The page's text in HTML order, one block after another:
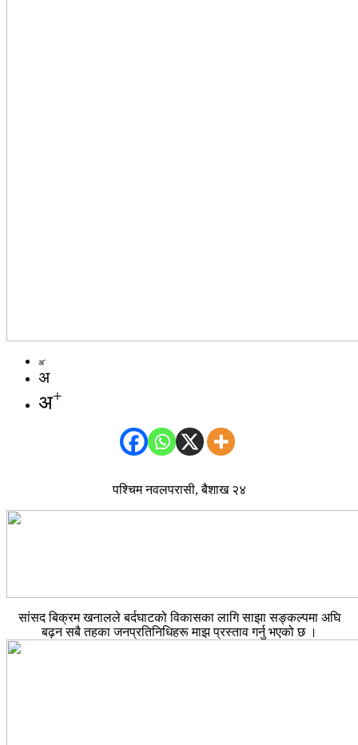
अ-
अ
अ+
पश्चिम नवलपरासी, बैशाख २४
सांसद बिक्रम खनालले बर्दघाटको विकासका लागि साझा सङ्कल्पमा अघि
बढ़न सबै तहका जनप्रतिनिधिहरू माझ प्रस्ताव गर्नु भएको छ ।